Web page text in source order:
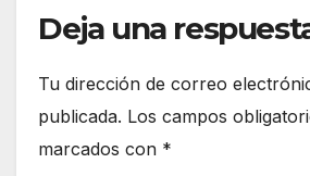
Deja una
Tu dirección de correo
publicada. Los campos
marcados con *